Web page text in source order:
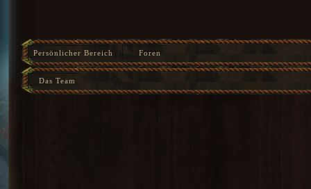
Persönlicher Bereich Foren
Das Team